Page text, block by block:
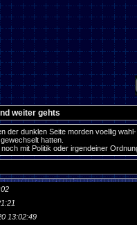
weiter gehts
der dunklen Seite morden voellig
hatten.
mit Politik oder irgendeiner
13:02:49